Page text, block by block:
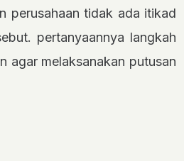
perusahaan tidak ada itikad
pertanyaannya langkah
agar melaksanakan putusan